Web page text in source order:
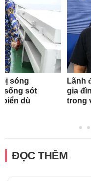
sóng
sống sót
biển dù
Lãnh
gia
trong
ĐỌC THÊM